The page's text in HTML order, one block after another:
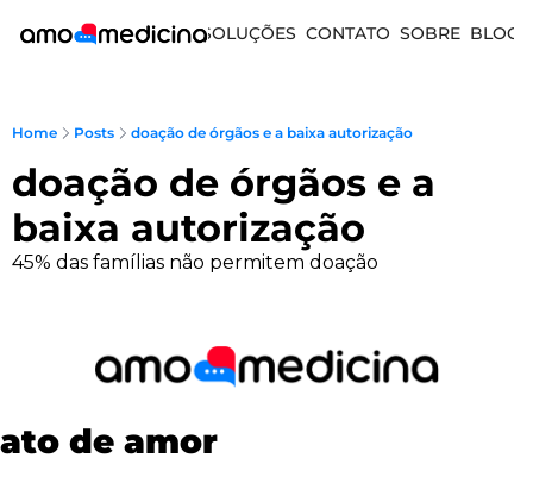
SOLUÇÕES CONTATO SOBRE BLOG
Home Posts doação de órgãos e a baixa autorização
doação de órgãos e a
baixa autorização
45% das famílias não permitem doação
ato de amor